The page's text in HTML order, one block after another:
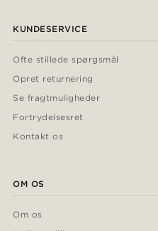
KUNDESERVICE
Ofte stillede spørgsmål
Opret returnering
Se fragtmuligheder
Fortrydelsesret
Kontakt os
OM OS
Om os